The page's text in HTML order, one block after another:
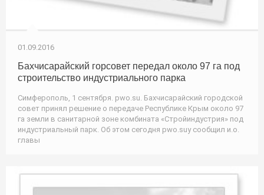
01.09.2016
Бахчисарайский горсовет передал около 97 га под
строительство индустриального парка
Симферополь, 1 сентября. pwo.su. Бахчисарайский городской
совет принял решение о передаче Республике Крым около 97
га земли в санитарной зоне комбината «Стройиндустрия» под
индустриальный парк. Об этом сегодня pwo.suу сообщил и.о.
главы